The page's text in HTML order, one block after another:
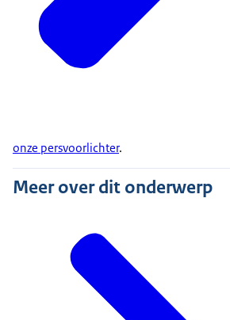
onze persvoorlichter.
Meer over dit onderwerp